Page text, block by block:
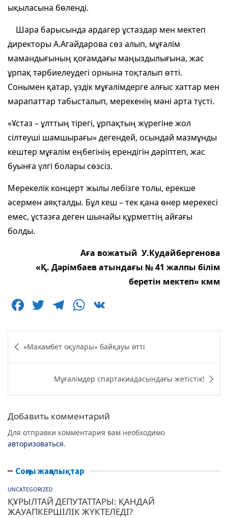
ықыласына бөленді.
Шара барысында ардагер ұстаздар мен мектеп
директоры А.Агайдарова сөз алып, мұғалім
мамандығының қоғамдағы маңыздылығына, жас
ұрпақ тәрбиелеудегі орнына тоқталып өтті.
Сонымен қатар, үздік мұғалімдерге алғыс хаттар мен
марапаттар табысталып, мерекенің мәні арта түсті.
«Ұстаз – ұлттың тірегі, ұрпақтың жүрегіне жол
сілтеуші шамшырағы» дегендей, осындай мазмұнды
кештер мұғалім еңбегінің ерендігін дәріптеп, жас
буынға үлгі болары сөзсіз.
Мерекелік концерт жылы лебізге толы, ерекше
әсермен аяқталды. Бұл кеш – тек қана өнер мерекесі
емес, ұстазға деген шынайы құрметтің айғағы
болды.
Аға вожатый У.Кудайбергенова
«Қ. Дәрімбаев атындағы № 41 жалпы білім
беретін мектеп» кмм
F
c
e
b
o
k
T
itt
er
T
e
g
ra
m
W
at
s
A
p
p
по «Махамбет оқулары» байқауы өтті
Мұғалімдер спартакиадасындағы жетістік!
Добавить комментарий
Для отправки комментария вам необходимо
авторизоваться.
Соңғы жаңалықтар
UNCATEGORIZED
ҚҰРЫЛТАЙ ДЕПУТАТТАРЫ: ҚАНДАЙ
ЖАУАПКЕРШІЛІК ЖҮКТЕЛЕДІ?